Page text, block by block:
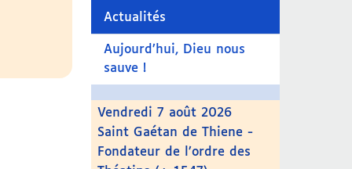
Actualités
Aujourd’hui, Dieu nous
sauve !
Vendredi 7 août 2026
Saint Gaétan de Thiene -
Fondateur de l’ordre des